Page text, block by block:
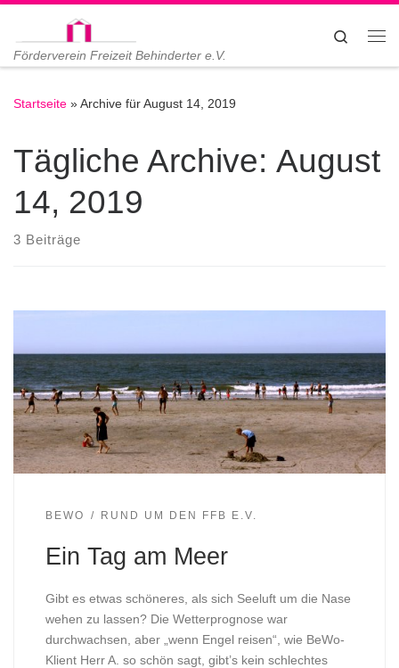
Zum Inhalt springen
Förderverein Freizeit Behinderter e.V.
Search
Startseite »Archive für August 14, 2019
Tägliche Archive: August
14, 2019
3 Beiträge
BEWO RUND UM DEN FFB E.V.
Ein Tag am Meer
Gibt es etwas schöneres, als sich Seeluft um die Nase
wehen zu lassen? Die Wetterprognose war
durchwachsen, aber „wenn Engel reisen“, wie BeWo-
Klient Herr A. so schön sagt, gibt’s kein schlechtes